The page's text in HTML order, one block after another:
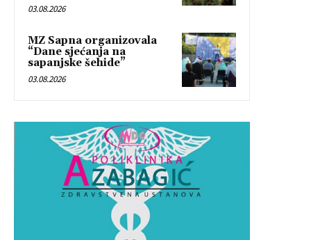
03.08.2026
MZ Sapna organizovala
“Dane sjećanja na
sapanjske šehide”
03.08.2026